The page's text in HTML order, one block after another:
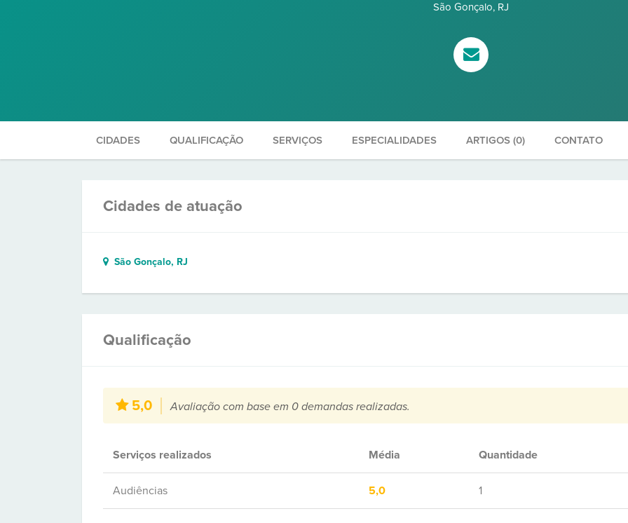
São Gonçalo, RJ
CIDADES QUALIFICAÇÃO SERVIÇOS ESPECIALIDADES ARTIGOS (0) CONTATO
Cidades de atuação
São Gonçalo, RJ
Qualificação
5,0 Avaliação com base em 0 demandas realizadas.
Serviços realizados Média Quantidade
Audiências 5,0 1